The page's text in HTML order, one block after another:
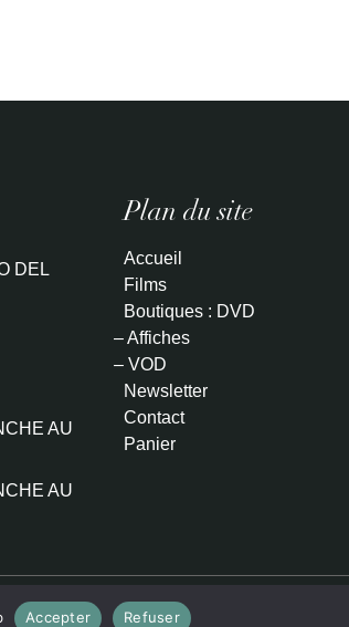
DEL
AU
AU
Plan du site
Accueil
Films
Boutiques : DVD
– Affiches
– VOD
Newsletter
Contact
Panier
Accepter Refuser